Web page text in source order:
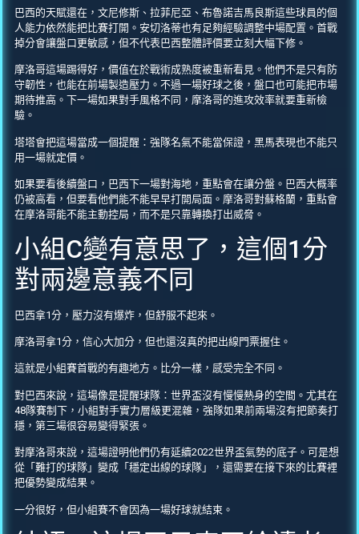
巴西的天賦還在，文尼修斯、拉菲尼亞、布魯諾吉馬良斯這些球員的個
人能力依然能把比賽打開。安切洛蒂也有足夠經驗調整中場配置。首戰
掉分會讓盤口更敏感，但不代表巴西整體評價要立刻大幅下修。
摩洛哥這場踢得好，價值在於戰術成熟度被重新看見。他們不是只有防
守韌性，也能在前場製造壓力。不過一場好球之後，盤口也可能把市場
期待推高。下一場如果對手風格不同，摩洛哥的進攻效率就要重新檢
驗。
塔塔會把這場當成一個提醒：強隊名氣不能當保證，黑馬表現也不能只
用一場就定價。
如果要看後續盤口，巴西下一場對海地，重點會在讓分盤。巴西大概率
仍被高看，但要看他們能不能早早打開局面。摩洛哥對蘇格蘭，重點會
在摩洛哥能不能主動控局，而不是只靠轉換打出威脅。
小組C變有意思了，這個1分
對兩邊意義不同
巴西拿1分，壓力沒有爆炸，但舒服不起來。
摩洛哥拿1分，信心大加分，但也還沒真的把出線門票握住。
這就是小組賽首戰的有趣地方。比分一樣，感受完全不同。
對巴西來說，這場像是提醒球隊：世界盃沒有慢慢熱身的空間。尤其在
48隊賽制下，小組對手實力層級更混雜，強隊如果前兩場沒有把節奏打
穩，第三場很容易變得緊張。
對摩洛哥來說，這場證明他們仍有延續2022世界盃氣勢的底子。可是想
從「難打的球隊」變成「穩定出線的球隊」，還需要在接下來的比賽裡
把優勢變成結果。
一分很好，但小組賽不會因為一場好球就結束。